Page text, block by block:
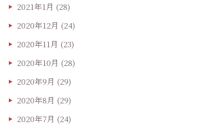
2021年1月 (28)
2020年12月 (24)
2020年11月 (23)
2020年10月 (28)
2020年9月 (29)
2020年8月 (29)
2020年7月 (24)